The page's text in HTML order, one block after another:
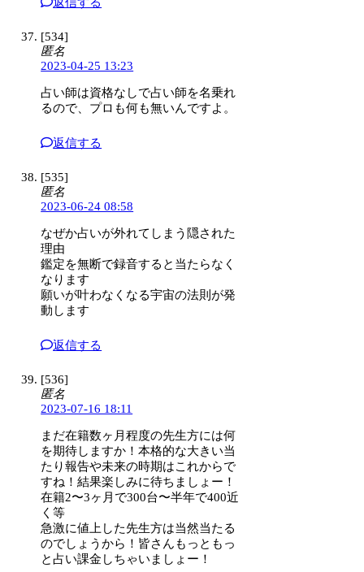
[534]
匿名
2023-04-25 13:23
占い師は資格なしで占い師を名乗れ
るので、プロも何も無いんですよ。
返信する
[535]
匿名
2023-06-24 08:58
なぜか占いが外れてしまう隠された
理由
鑑定を無断で録音すると当たらなく
なります
願いが叶わなくなる宇宙の法則が発
動します
返信する
[536]
匿名
2023-07-16 18:11
まだ在籍数ヶ月程度の先生方には何
を期待しますか！本格的な大きい当
たり報告や未来の時期はこれからで
すね！結果楽しみに待ちましょー！
在籍2〜3ヶ月で300台〜半年で400近
く等
急激に値上した先生方は当然当たる
のでしょうから！皆さんもっともっ
と占い課金しちゃいましょー！